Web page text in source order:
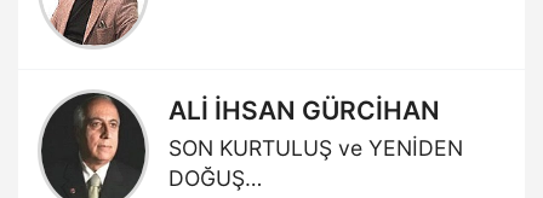
ALİ İHSAN GÜRCİHAN
SON KURTULUŞ ve YENİDEN
DOĞUŞ…